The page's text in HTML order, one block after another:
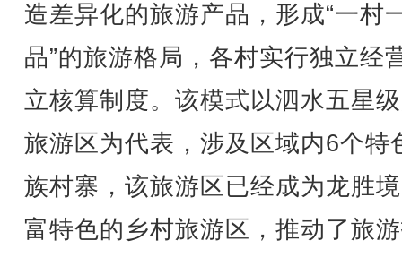
造差异化的旅游产品，形成“一村
品”的旅游格局，各村实行独立经
立核算制度。该模式以泗水五星
旅游区为代表，涉及区域内6个特
族村寨，该旅游区已经成为龙胜
富特色的乡村旅游区，推动了旅